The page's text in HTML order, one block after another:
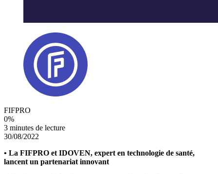
FIFPRO
0%
3 minutes de lecture
30/08/2022
• La FIFPRO et IDOVEN, expert en technologie de santé,
lancent un partenariat innovant